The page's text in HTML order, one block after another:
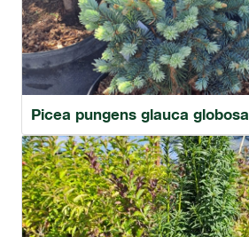
Picea pungens glauca globosa